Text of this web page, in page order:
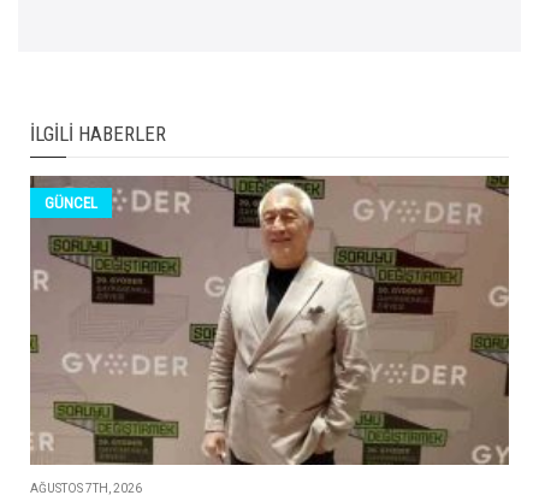
İLGILI HABERLER
GÜNCEL
AĞUSTOS 7TH, 2026